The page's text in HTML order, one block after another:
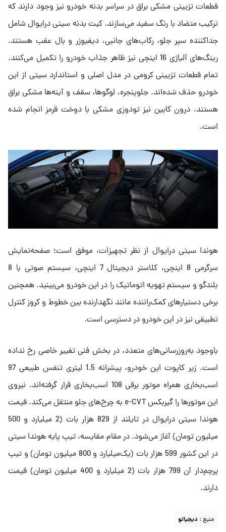
قطعات تزیینی مشکی براق در سراسر بدنه خودرو نیز وجود دارند که
ترکیب متضاد با رنگ سفید می‌سازند. کیت بدنه سیتی درایوال شامل
جداکننده سپر جلو، رکاب‌های جانبی، دیفیوزر و بال عقب هستند.
رینگ‌های آلیاژی 16 اینچی نیز ظاهر جذاب خودرو را تکمیل می‌کنند.
تمام قطعات تزیینی کرومی در مدل اصلی و استاندارد سیتی از این
خودرو حذف شده‌اند. جلوپنجره، لوگوها، سقف و آینه‌ها مشکی براق
هستند. درون کابین نیز تودوزی مشکی با دوخت قرمز انجام شده
است.
هوندا سیتی درایوال از نظر تجهیزات، موفق است؛ صفحه‌نمایش
سرگرمی 8 اینچی، کلاستر دیجیتال 7 اینچی، سیستم صوتی با 8
بلندگو و سیستم تهویه اتوماتیک را در این خودرو می‌بینید. همچنین
برخی دستیارهای کمک‌راننده مانند نگهدارنده بین خطوط و کروز کنترل
تطبیقی نیز در این خودرو در دسترسی است.
باوجود به‌روزرسانی‌های متعدد، در بخش فنی تغییر خاصی رخ نداده
است. زیر کاپوت این خودرو، پیشرانه 1.5 لیتری تنفس طبیعی 97
اسب‌بخاری همراه موتور برقی 108 اسب‌بخاری قرار گرفته‌اند. نیروی
این موتورها را گیربکس e-CVT به چرخ‌های جلو منتقل می‌کند. قیمت
هوندا سیتی درایوال در تایلند از 829 هزار بات (2 میلیارد و 500
میلیون تومان) آغاز می‌شود. در مقام مقایسه، تیپ پایه هوندا سیتی
در این کشور 599 هزار بات (یک‌میلیارد و 800 میلیون تومان) و تیپ
پرچم‌دار آن 799 هزار بات (2 میلیارد و 400 میلیون تومان) قیمت
دارند.
منبع : دیجیاتو